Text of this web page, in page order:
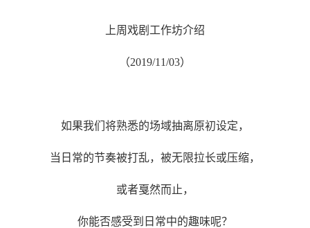
上周戏剧工作坊介绍
（2019/11/03）
如果我们将熟悉的场域抽离原初设定，
当日常的节奏被打乱，被无限拉长或压缩，
或者戛然而止，
你能否感受到日常中的趣味呢？